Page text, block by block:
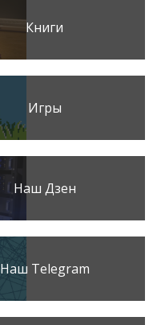
Книги
Игры
Наш Дзен
Наш Telegram